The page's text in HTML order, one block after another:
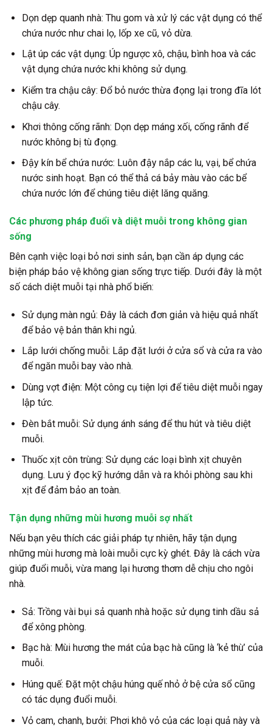
Dọn dẹp quanh nhà: Thu gom và xử lý các vật dụng có thể
chứa nước như chai lọ, lốp xe cũ, vỏ dừa.
Lật úp các vật dụng: Úp ngược xô, chậu, bình hoa và các
vật dụng chứa nước khi không sử dụng.
Kiểm tra chậu cây: Đổ bỏ nước thừa đọng lại trong đĩa lót
chậu cây.
Khơi thông cống rãnh: Dọn dẹp máng xối, cống rãnh để
nước không bị tù đọng.
Đậy kín bể chứa nước: Luôn đậy nắp các lu, vại, bể chứa
nước sinh hoạt. Bạn có thể thả cá bảy màu vào các bể
chứa nước lớn để chúng tiêu diệt lăng quăng.
Các phương pháp đuổi và diệt muỗi trong không gian
sống
Bên cạnh việc loại bỏ nơi sinh sản, bạn cần áp dụng các
biện pháp bảo vệ không gian sống trực tiếp. Dưới đây là một
số cách diệt muỗi tại nhà phổ biến:
Sử dụng màn ngủ: Đây là cách đơn giản và hiệu quả nhất
để bảo vệ bản thân khi ngủ.
Lắp lưới chống muỗi: Lắp đặt lưới ở cửa sổ và cửa ra vào
để ngăn muỗi bay vào nhà.
Dùng vợt điện: Một công cụ tiện lợi để tiêu diệt muỗi ngay
lập tức.
Đèn bắt muỗi: Sử dụng ánh sáng để thu hút và tiêu diệt
muỗi.
Thuốc xịt côn trùng: Sử dụng các loại bình xịt chuyên
dụng. Lưu ý đọc kỹ hướng dẫn và ra khỏi phòng sau khi
xịt để đảm bảo an toàn.
Tận dụng những mùi hương muỗi sợ nhất
Nếu bạn yêu thích các giải pháp tự nhiên, hãy tận dụng
những mùi hương mà loài muỗi cực kỳ ghét. Đây là cách vừa
giúp đuổi muỗi, vừa mang lại hương thơm dễ chịu cho ngôi
nhà.
Sả: Trồng vài bụi sả quanh nhà hoặc sử dụng tinh dầu sả
để xông phòng.
Bạc hà: Mùi hương the mát của bạc hà cũng là ‘kẻ thù’ của
muỗi.
Húng quế: Đặt một chậu húng quế nhỏ ở bệ cửa sổ cũng
có tác dụng đuổi muỗi.
Vỏ cam, chanh, bưởi: Phơi khô vỏ của các loại quả này và